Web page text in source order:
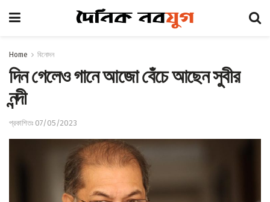
Home বিনোদন
দিন গেলেও গানে আজো বেঁচে আছেন সুবীর
নন্দী
প্রকাশিতঃ 07/05/2023